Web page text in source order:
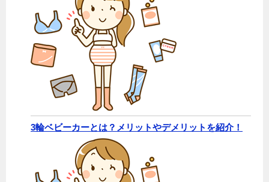
3輪ベビーカーとは？メリットやデメリットを紹介！